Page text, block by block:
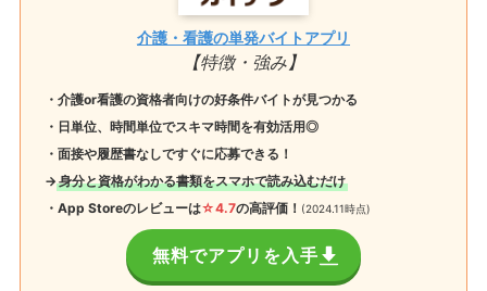
介護・看護の単発バイトアプリ
【特徴・強み】
・介護or看護の資格者向けの好条件バイトが見つかる
・日単位、時間単位でスキマ時間を有効活用◎
・面接や履歴書なしですぐに応募できる！
→身分と資格がわかる書類をスマホで読み込むだけ
・App Storeのレビューは☆4.7の高評価！ (2024.11時点)
無料でアプリを入手